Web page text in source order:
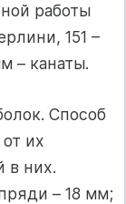
работы
151 –
– канаты.
Способ
их
в них.
– 18 мм;